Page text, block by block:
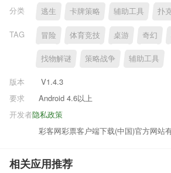
分类
逃生 卡牌策略 辅助工具 扑
TAG 冒险 体育竞技 桌游 奇幻
找物解谜 策略战争 辅助工具
版本
V1.4.3
要求
Android 4.6以上
隐私政策
开发者
彩客网彩票客户端下载(中国)官方网站
相关应用推荐